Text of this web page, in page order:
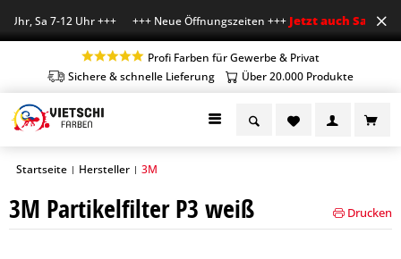
Sa 7-12 Uhr +++ +++ Neue Öffnungszeiten +++Jetzt auch Sa
Profi Farben für Gewerbe & Privat
Sichere & schnelle Lieferung
Über 20.000 Produkte
Startseite | Hersteller | 3M
3M Partikelfilter P3 weiß Drucken